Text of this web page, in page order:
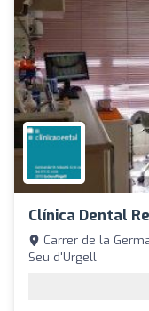
Clínica Dental
Carrer de la
Seu d'Urgell